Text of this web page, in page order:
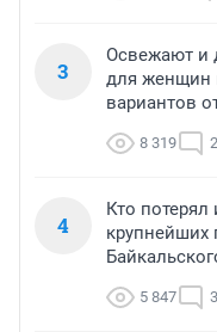
3
Освежают и
для женщин
вариантов
8 319 2
4
Кто
крупнейших
5 847 3